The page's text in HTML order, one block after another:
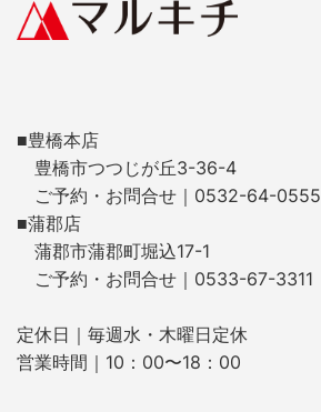
■豊橋本店
豊橋市つつじが丘3-36-4
ご予約・お問合せ｜0532-64-0555
■蒲郡店
蒲郡市蒲郡町堀込17-1
ご予約・お問合せ｜0533-67-3311
定休日｜毎週水・木曜日定休
営業時間｜10：00〜18：00